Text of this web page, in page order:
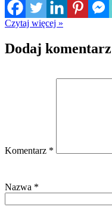
Czytaj więcej »
Dodaj komentarz
Komentarz *
Nazwa *